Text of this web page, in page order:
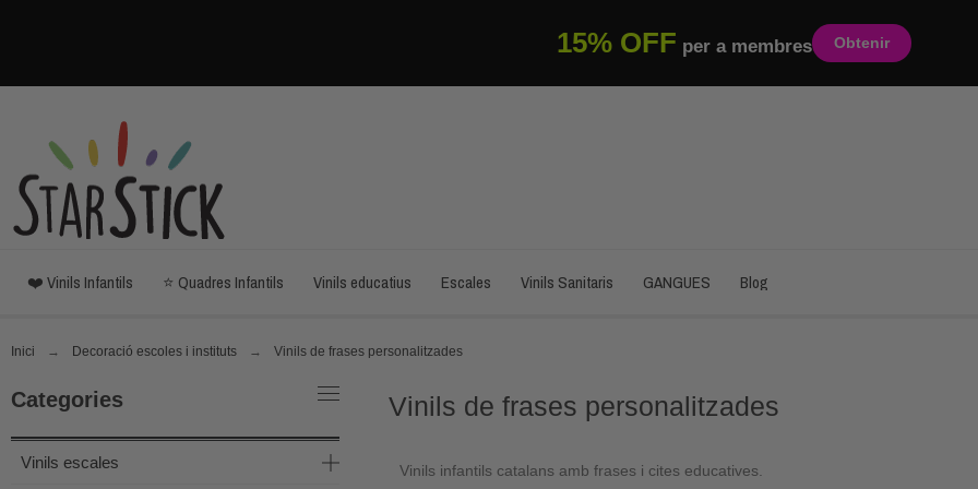
15% OFF per a membres Obtenir
❤️ Vinils Infantils ⭐ Quadres Infantils Vinils educatius Escales Vinils Sanitaris GANGUES Blog
Inici Decoració escoles i instituts Vinils de frases personalitzades
Categories
Vinils escales
Vinils de frases personalitzades
Vinils infantils catalans amb frases i cites educatives.